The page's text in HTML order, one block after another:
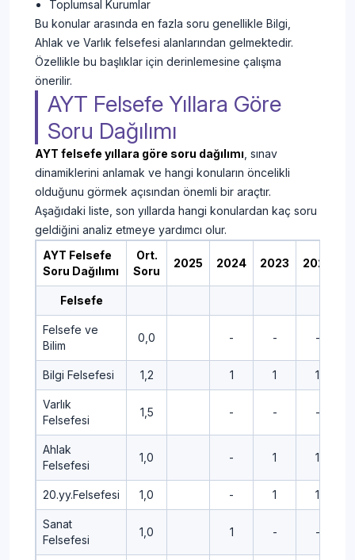
Toplumsal Kurumlar
Bu konular arasında en fazla soru genellikle Bilgi,
Ahlak ve Varlık felsefesi alanlarından gelmektedir.
Özellikle bu başlıklar için derinlemesine çalışma
önerilir.
AYT Felsefe Yıllara Göre
Soru Dağılımı
AYT felsefe yıllara göre soru dağılımı , sınav
dinamiklerini anlamak ve hangi konuların öncelikli
olduğunu görmek açısından önemli bir araçtır.
Aşağıdaki liste, son yıllarda hangi konulardan kaç soru
geldiğini analiz etmeye yardımcı olur.
AYT Felsefe
Soru Dağılımı
Ort.
Soru
2025 2024 2023 2022
Felsefe
Felsefe ve
Bilim
0,0 - - -
Bilgi Felsefesi 1,2 1 1 1
Varlık
Felsefesi
1,5 - - -
Ahlak
Felsefesi
1,0 - 1 1
20.yy.Felsefesi 1,0 - 1 1
Sanat
Felsefesi
1,0 1 - -